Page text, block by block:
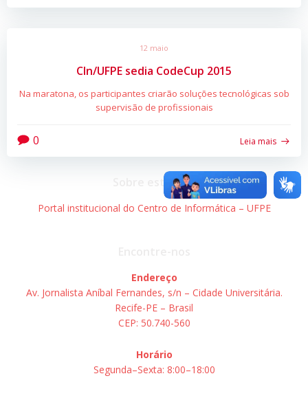
12 maio
CIn/UFPE sedia CodeCup 2015
Na maratona, os participantes criarão soluções tecnológicas sob
supervisão de profissionais
0 Leia mais
Sobre este site
Portal institucional do Centro de Informática – UFPE
Endereço
Av. Jornalista Aníbal Fernandes, s/n – Cidade Universitária.
Recife-PE – Brasil
CEP: 50.740-560
Horário
Segunda–Sexta: 8:00–18:00